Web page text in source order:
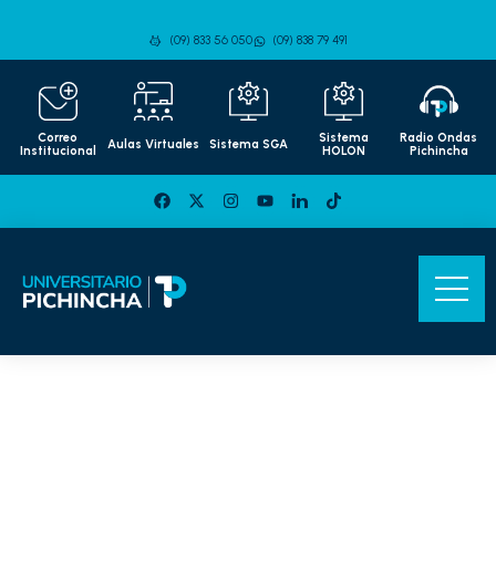
(09) 833 56 050 (09) 838 79 491
Correo
Institucional
Aulas Virtuales Sistema SGA
Sistema
HOLON
Radio Ondas
Pichincha